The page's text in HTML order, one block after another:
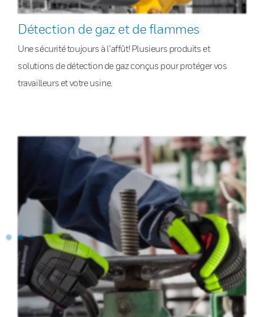
Détection de gaz et de flammes
Une sécurité toujours à l’affût! Plusieurs produits et
solutions de détection de gaz conçus pour protéger vos
travailleurs et votre usine.